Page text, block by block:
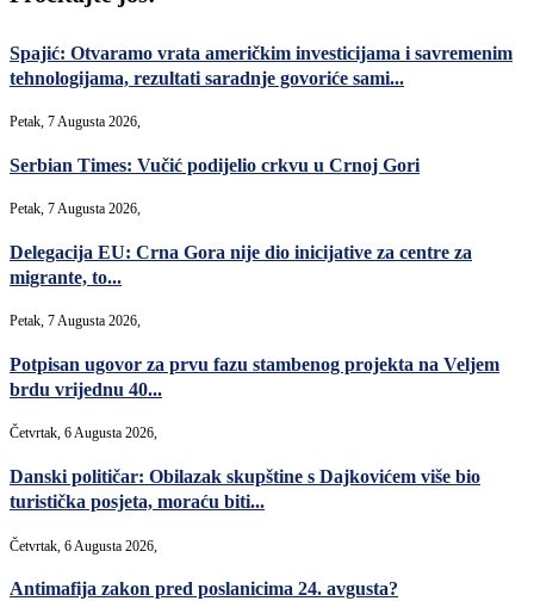
Spajić: Otvaramo vrata američkim investicijama i savremenim
tehnologijama, rezultati saradnje govoriće sami...
Petak, 7 Augusta 2026,
Serbian Times: Vučić podijelio crkvu u Crnoj Gori
Petak, 7 Augusta 2026,
Delegacija EU: Crna Gora nije dio inicijative za centre za
migrante, to...
Petak, 7 Augusta 2026,
Potpisan ugovor za prvu fazu stambenog projekta na Veljem
brdu vrijednu 40...
Četvrtak, 6 Augusta 2026,
Danski političar: Obilazak skupštine s Dajkovićem više bio
turistička posjeta, moraću biti...
Četvrtak, 6 Augusta 2026,
Antimafija zakon pred poslanicima 24. avgusta?